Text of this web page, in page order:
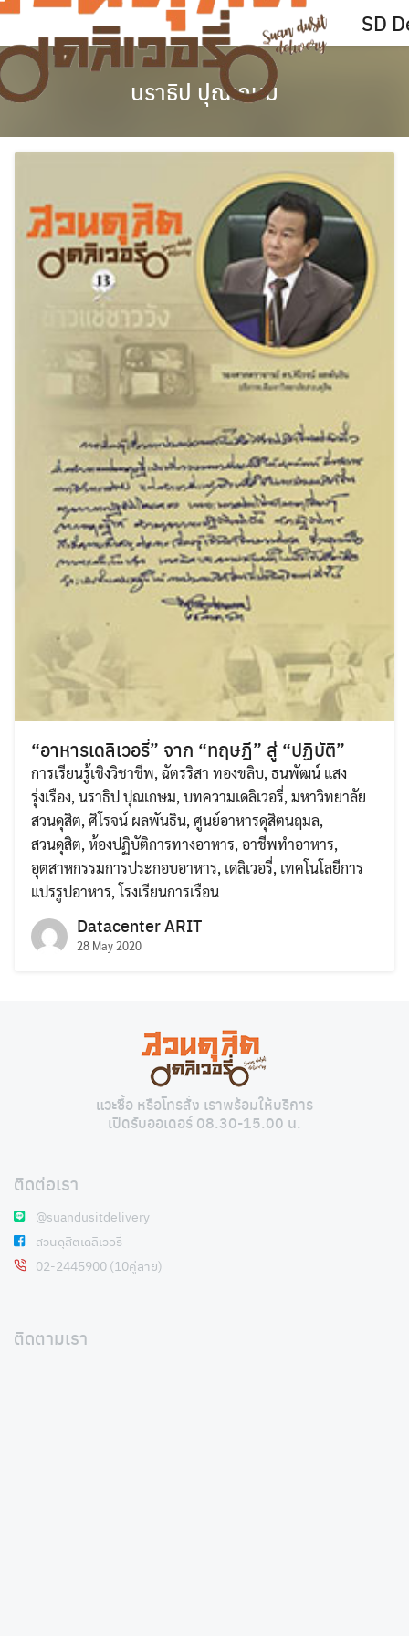
Skip
content
SD
นราธิป ปุณเกษม
“อาหารเดลิเวอรี่” จาก “ทฤษฎี” สู่ “ปฏิบัติ”
การเรียนรู้เชิงวิชาชีพ, ฉัตรริสา ทองขลิบ, ธนพัฒน์ แสง
รุ่งเรือง, นราธิป ปุณเกษม, บทความเดลิเวอรี่, มหาวิทยาลัย
สวนดุสิต, ศิโรจน์ ผลพันธิน, ศูนย์อาหารดุสิตนฤมล,
สวนดุสิต, ห้องปฏิบัติการทางอาหาร, อาชีพทำอาหาร,
อุตสาหกรรมการประกอบอาหาร, เดลิเวอรี่, เทคโนโลยีการ
แปรรูปอาหาร, โรงเรียนการเรือน
Datacenter ARIT
28 May 2020
แวะซื้อ หรือโทรสั่ง เราพร้อมให้บริการ
เปิดรับออเดอร์ 08.30-15.00 น.
ติดต่อเรา
@suandusitdelivery
สวนดุสิตเดลิเวอรี่
02-2445900 (10คู่สาย)
ติดตามเรา